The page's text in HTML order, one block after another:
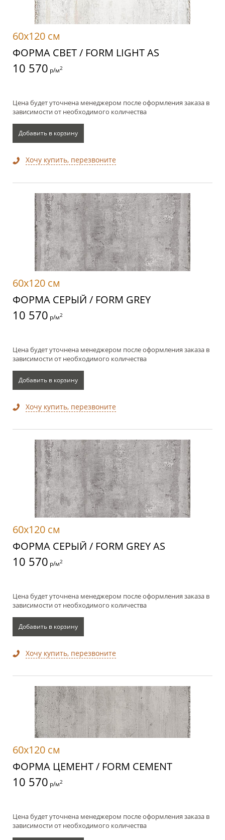
60x120 см
ФОРМА СВЕТ / FORM LIGHT AS
10 570 р/м2
Цена будет уточнена менеджером после оформления заказа в
зависимости от необходимого количества
Добавить в корзину
Хочу купить, перезвоните
60x120 см
ФОРМА СЕРЫЙ / FORM GREY
10 570 р/м2
Цена будет уточнена менеджером после оформления заказа в
зависимости от необходимого количества
Добавить в корзину
Хочу купить, перезвоните
60x120 см
ФОРМА СЕРЫЙ / FORM GREY AS
10 570 р/м2
Цена будет уточнена менеджером после оформления заказа в
зависимости от необходимого количества
Добавить в корзину
Хочу купить, перезвоните
60x120 см
ФОРМА ЦЕМЕНТ / FORM CEMENT
10 570 р/м2
Цена будет уточнена менеджером после оформления заказа в
зависимости от необходимого количества